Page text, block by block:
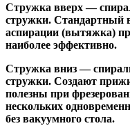
Стружка вверх—
стружки. Стандартный
аспирации (вытяжка)
наиболее эффективно.
Стружка вниз—
стружки. Создают
полезны при
нескольких
без вакуумного стола.